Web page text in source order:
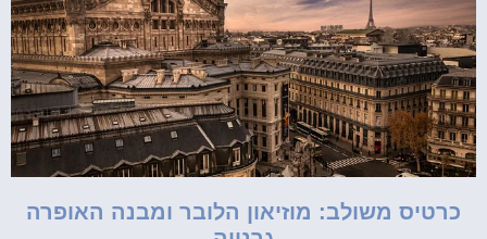
כרטיס משולב: מוזיאון הלובר ומבנה האופרה